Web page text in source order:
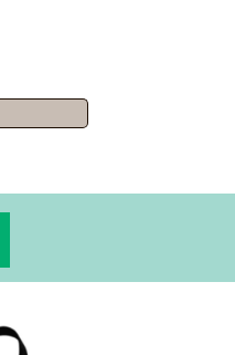
خروج از حساب کاربری